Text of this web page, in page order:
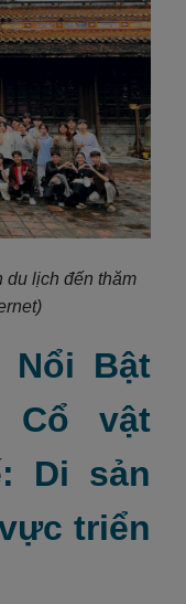
du lịch đến thăm
Nổi Bật
Cổ vật
Di sản
triển